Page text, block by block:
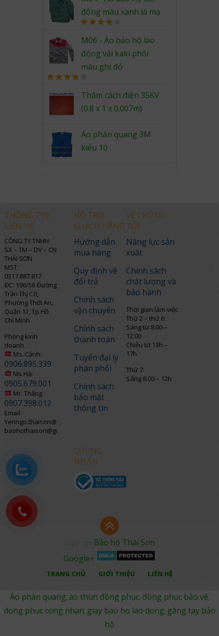
động màu xanh lá mạ
4.00out
of 5
M06 - Áo bảo hộ lao
động vải kaki phối
màu ghi đỏ
4.00out
Thảm cách điện 35KV
(0.8 x 1 x 0.007m)
Áo phản quang 3M
kiểu 10
THÔNG TIN
LIÊN HỆ
CÔNG TY TNHH
SX – TM – DV – CN
THÁI SƠN
MST:
0317.887.817
ĐC: 196/56 Đường
Trần Thị Cờ,
Phường Thới An,
Quận 12, Tp Hồ
Chí Minh
Phòng kinh
doanh
Ms. Cảnh:
0906.895.339
Ms.Hà:
0905.679.001
Mr. Thắng :
0907.398.012
Email:
Yenngo.thaison@gmail.com
baohothaison@gmail.com
HỖ TRỢ
KHÁCH HÀNG
Hướng dẫn
mua hàng
Quy định về
đổi trả
Chính sách
vận chuyển
Chính sách
thanh toán
Tuyển đại lý
phân phối
Chính sách
bảo mật
thông tin
CHỨNG
NHẬN
VỀ CHÚNG
TÔI
Năng lực sản
xuất
Chính sách
chất lượng và
bảo hành
Thời gian làm việc
Thứ 2 – thứ 6:
Sáng từ 8:00 –
12:00
Chiều từ 13h –
17h
Thứ 7:
Sáng 8:00 – 12h
Bảo hộ Thái Sơn
Google+
TRANG CHỦ GIỚI THIỆU LIÊN HỆ
Áo phản quang, áo thun đồng phục, đồng phục bảo vệ,
dong phuc cong nhan, giay bao ho lao dong, găng tay bảo
hộ